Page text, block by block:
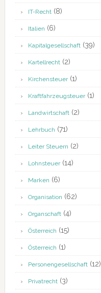
IT-Recht(8)
Italien (6)
Kapitalgesellschaft(39)
Kartellrecht(2)
Kirchensteuer(1)
Kraftfahrzeugsteuer(1)
Landwirtschaft(2)
Lehrbuch (71)
Leiter Steuern (2)
Lohnsteuer(14)
Marken (6)
Organisation (62)
Organschaft(4)
Österreich (15)
Österreich (1)
Personengesellschaft(12)
Privatrecht(3)